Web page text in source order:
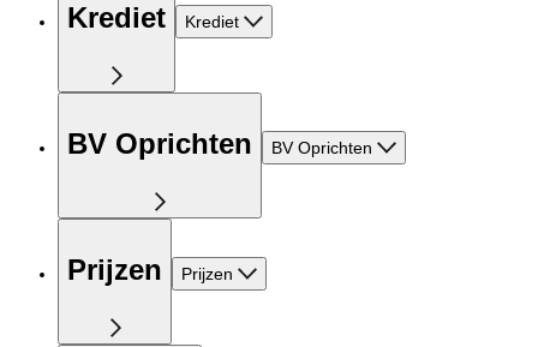
Krediet Krediet
BV Oprichten BV Oprichten
Prijzen Prijzen